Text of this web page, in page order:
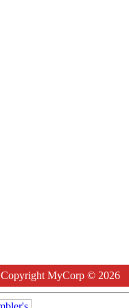
Copyright MyCorp © 2026